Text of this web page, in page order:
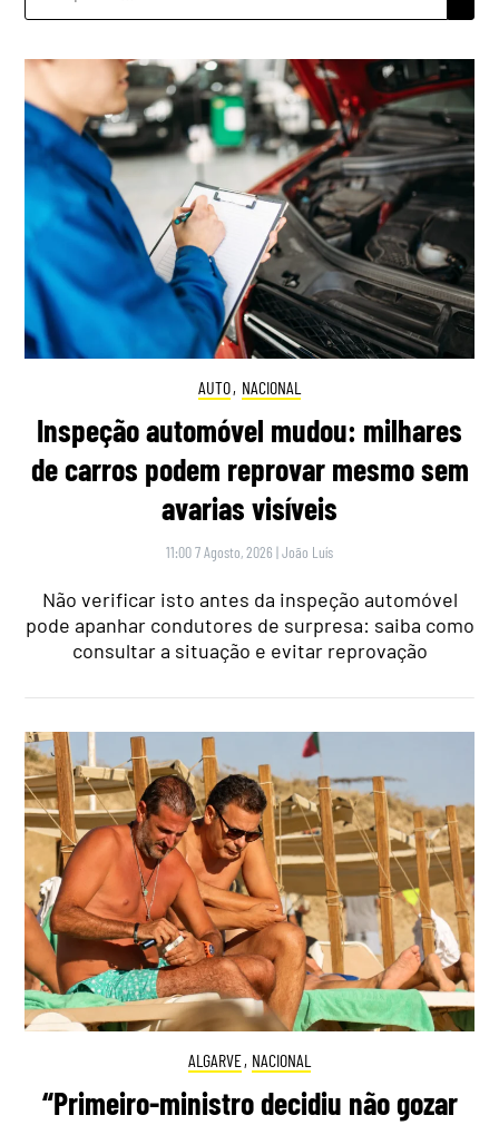
POR:
AUTO, NACIONAL
Inspeção automóvel mudou: milhares
de carros podem reprovar mesmo sem
avarias visíveis
11:00 7 Agosto, 2026 |João Luís
Não verificar isto antes da inspeção automóvel
pode apanhar condutores de surpresa: saiba como
consultar a situação e evitar reprovação
ALGARVE, NACIONAL
“Primeiro-ministro decidiu não gozar